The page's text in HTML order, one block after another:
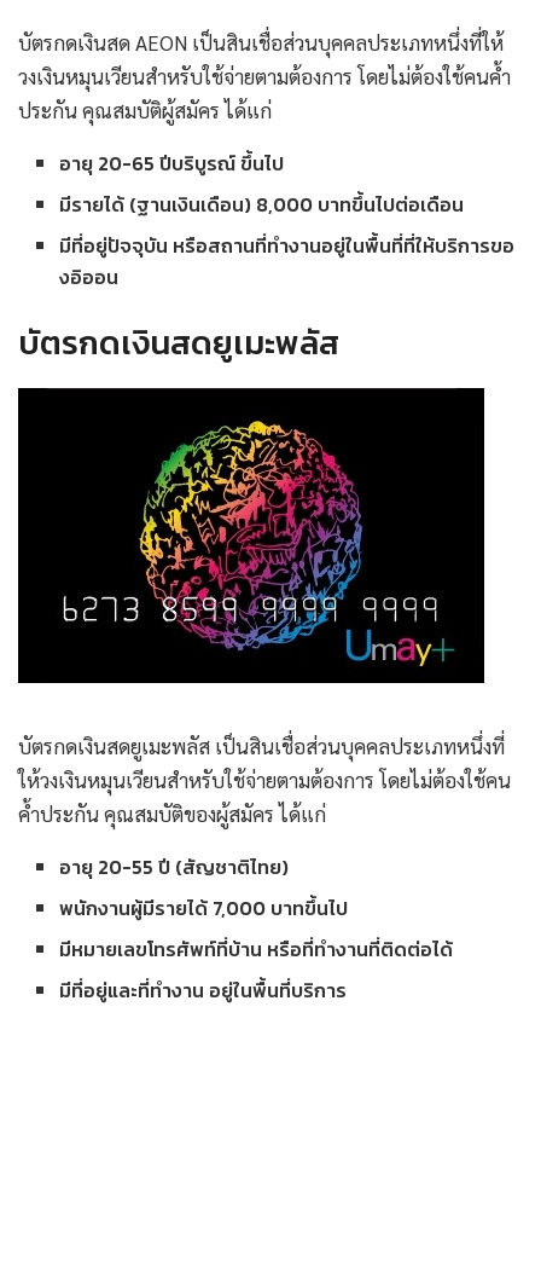
บัตรกดเงินสด AEON เป็นสินเชื่อส่วนบุคคลประเภทหนึ่งที่ให้
วงเงินหมุนเวียนสำหรับใช้จ่ายตามต้องการ โดยไม่ต้องใช้คนค้ำ
ประกัน คุณสมบัติผู้สมัคร ได้แก่
อายุ 20-65 ปีบริบูรณ์ ขึ้นไป
มีรายได้ (ฐานเงินเดือน) 8,000 บาทขึ้นไปต่อเดือน
มีที่อยู่ปัจจุบัน หรือสถานที่ทำงานอยู่ในพื้นที่ที่ให้บริการขอ
งอิออน
บัตรกดเงินสดยูเมะพลัส
บัตรกดเงินสดยูเมะพลัส เป็นสินเชื่อส่วนบุคคลประเภทหนึ่งที่
ให้วงเงินหมุนเวียนสำหรับใช้จ่ายตามต้องการ โดยไม่ต้องใช้คน
ค้ำประกัน คุณสมบัติของผู้สมัคร ได้แก่
อายุ 20-55 ปี (สัญชาติไทย)
พนักงานผู้มีรายได้ 7,000 บาทขึ้นไป
มีหมายเลขโทรศัพท์ที่บ้าน หรือที่ทำงานที่ติดต่อได้
มีที่อยู่และที่ทำงาน อยู่ในพื้นที่บริการ